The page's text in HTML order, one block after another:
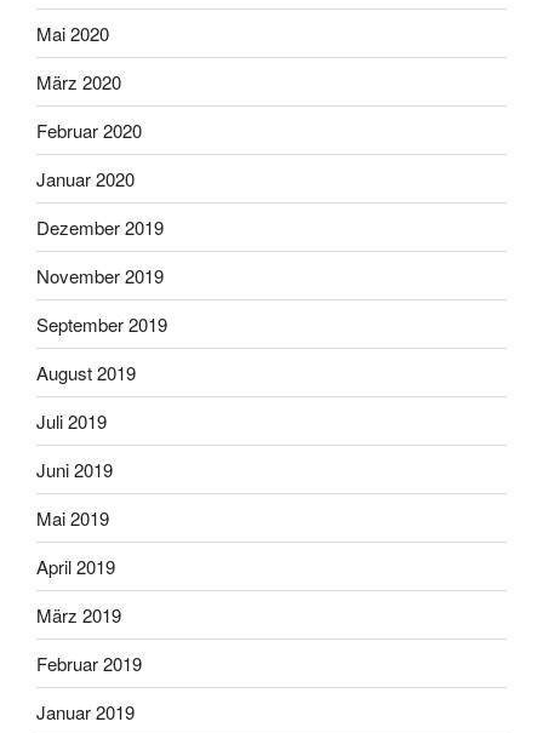
Mai 2020
März 2020
Februar 2020
Januar 2020
Dezember 2019
November 2019
September 2019
August 2019
Juli 2019
Juni 2019
Mai 2019
April 2019
März 2019
Februar 2019
Januar 2019